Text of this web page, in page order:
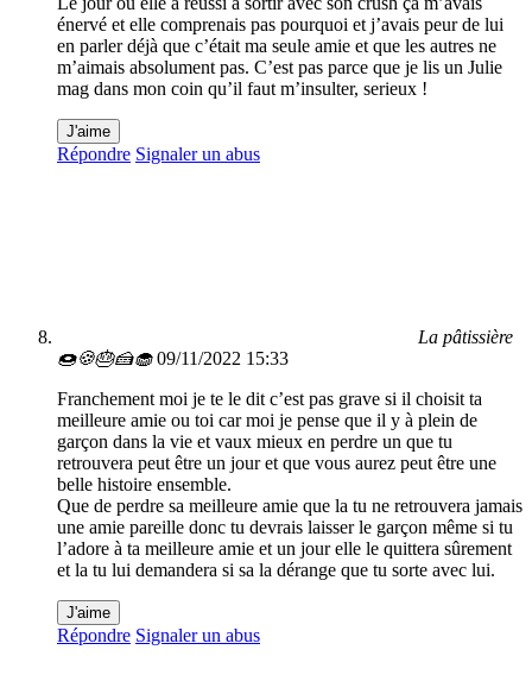
énervé et elle comprenais pas pourquoi et j’avais peur de lui
en parler déjà que c’était ma seule amie et que les autres ne
m’aimais absolument pas. C’est pas parce que je lis un Julie
mag dans mon coin qu’il faut m’insulter, serieux !
J'aime
Répondre Signaler un abus
La pâtissière
🍩🍪🎂🍰🧁 09/11/2022 15:33
Franchement moi je te le dit c’est pas grave si il choisit ta
meilleure amie ou toi car moi je pense que il y à plein de
garçon dans la vie et vaux mieux en perdre un que tu
retrouvera peut être un jour et que vous aurez peut être une
belle histoire ensemble.
Que de perdre sa meilleure amie que la tu ne retrouvera jamais
une amie pareille donc tu devrais laisser le garçon même si tu
l’adore à ta meilleure amie et un jour elle le quittera sûrement
et la tu lui demandera si sa la dérange que tu sorte avec lui.
J'aime
Répondre Signaler un abus